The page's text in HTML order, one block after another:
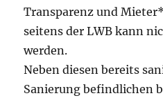
Transparenz und
seitens der LWB kann
werden.
Neben diesen bereits
Sanierung befindlichen